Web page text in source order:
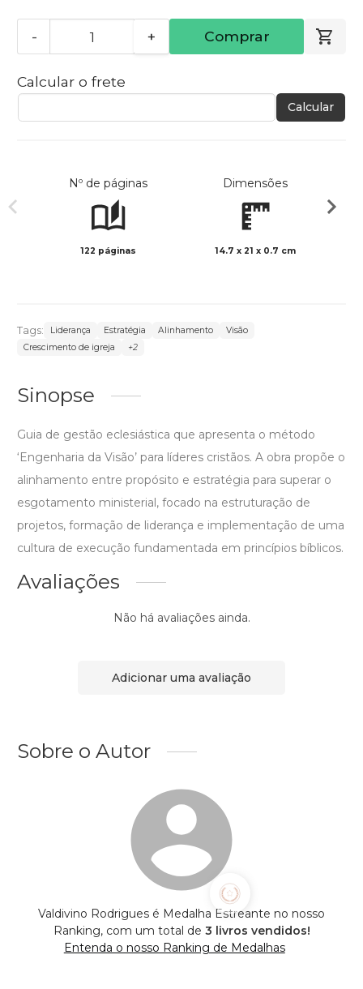
- + Comprar
Calcular o frete
Calcular
Nº de páginas
122 páginas
Dimensões
14.7 x 21 x 0.7 cm
Tags: Liderança Estratégia Alinhamento
Visão
Crescimento de igreja
+2
Sinopse
Guia de gestão eclesiástica que apresenta o método
‘Engenharia da Visão’ para líderes cristãos. A obra propõe o
alinhamento entre propósito e estratégia para superar o
esgotamento ministerial, focado na estruturação de
projetos, formação de liderança e implementação de uma
cultura de execução fundamentada em princípios bíblicos.
Avaliações
Não há avaliações ainda.
Adicionar uma avaliação
Sobre o Autor
Valdivino Rodrigues é Medalha Estreante no nosso
Ranking, com um total de 3 livros vendidos!
Entenda o nosso Ranking de Medalhas